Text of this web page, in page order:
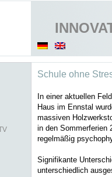
Schule ohne
In einer aktuellen
Haus im Ennstal
massiven
in den Sommerferien
regelmäßig
Signifikante
unterschiedlich